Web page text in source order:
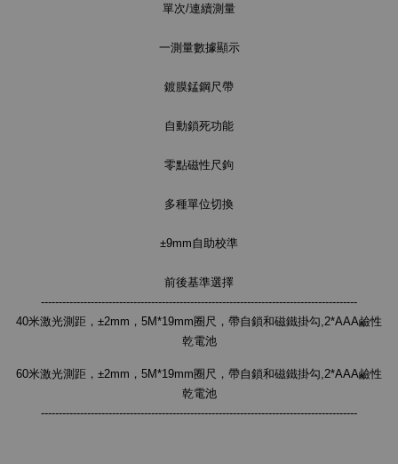
單次/連續測量
一測量數據顯示
鍍膜錳鋼尺帶
自動鎖死功能
零點磁性尺鉤
多種單位切換
±9mm自助校準
前後基準選擇
-----------------------------------------------------------------------------------------
40米激光測距，±2mm，5M*19mm圈尺，帶自鎖和磁鐵掛勾,2*AAA鹼性
乾電池
60米激光測距，±2mm，5M*19mm圈尺，帶自鎖和磁鐵掛勾,2*AAA鹼性
乾電池
-----------------------------------------------------------------------------------------